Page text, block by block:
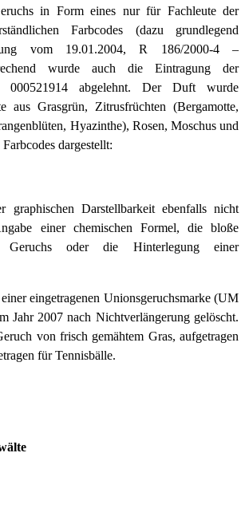
in Form eines nur für Fachleute der
Farbcodes (dazu grundlegend
vom 19.01.2004, R 186/2000-4 –
wurde auch die Eintragung der
000521914 abgelehnt. Der Duft wurde
aus Grasgrün, Zitrusfrüchten (Bergamotte,
Hyazinthe), Rosen, Moschus und
dargestellt:
graphischen Darstellbarkeit ebenfalls nicht
einer chemischen Formel, die bloße
Geruchs oder die Hinterlegung einer
eingetragenen Unionsgeruchsmarke (UM
Jahr 2007 nach Nichtverlängerung gelöscht.
von frisch gemähtem Gras, aufgetragen
für Tennisbälle.